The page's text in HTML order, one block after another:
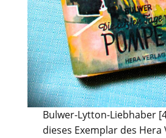
Bulwer-Lytton-Liebhaber
dieses Exemplar des Hera